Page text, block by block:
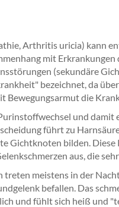
Arthritis uricia) kann
mit Erkrankungen
(sekundäre
bezeichnet, da
Bewegungsarmut die
und damit
führt zu
Gichtknoten bilden.
aus, die
treten meistens in der
befallen. Das
und fühlt sich heiß und